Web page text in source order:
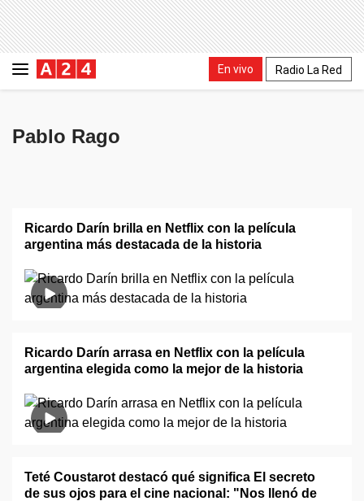
En vivo Radio La Red
Pablo Rago
Ricardo Darín brilla en Netflix con la película
argentina más destacada de la historia
Ricardo Darín arrasa en Netflix con la película
argentina elegida como la mejor de la historia
Teté Coustarot destacó qué significa El secreto
de sus ojos para el cine nacional: "Nos llenó de